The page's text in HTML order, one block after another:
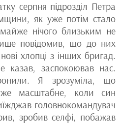
серпня підрозділ Петра
як уже потім стало
нічого близьким не
повідомив, що до них
хлопці з інших бригад.
казав, заспокоював нас.
Я зрозуміла, що
масштабне, коли син
головнокомандувач
зробив селфі, побажав